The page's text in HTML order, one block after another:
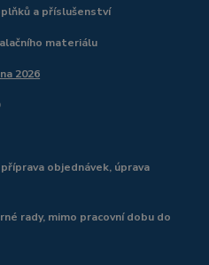
a příslušenství
materiálu
2026
objednávek, úprava
rady, mimo pracovní dobu do